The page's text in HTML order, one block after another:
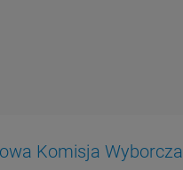
Komisja Wyborcza